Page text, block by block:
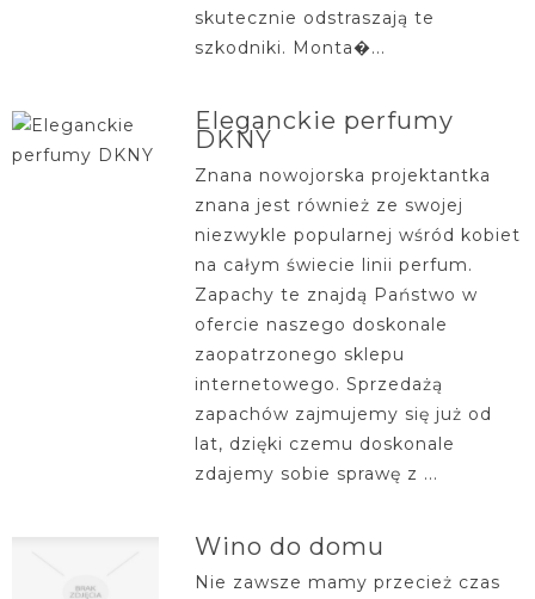
skutecznie odstraszają te
szkodniki. Monta�...
Eleganckie perfumy
DKNY
Znana nowojorska projektantka
znana jest również ze swojej
niezwykle popularnej wśród kobiet
na całym świecie linii perfum.
Zapachy te znajdą Państwo w
ofercie naszego doskonale
zaopatrzonego sklepu
internetowego. Sprzedażą
zapachów zajmujemy się już od
lat, dzięki czemu doskonale
zdajemy sobie sprawę z ...
Wino do domu
Nie zawsze mamy przecież czas